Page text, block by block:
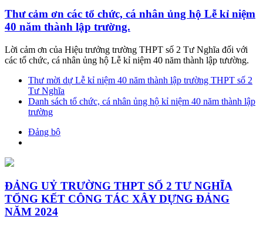
Thư cảm ơn các tổ chức, cá nhân ủng hộ Lễ kỉ niệm
40 năm thành lập trường.
Lời cảm ơn của Hiệu trưởng trường THPT số 2 Tư Nghĩa đối với
các tổ chức, cá nhân ủng hộ Lễ kỉ niệm 40 năm thành lập tưường.
Thư mời dự Lễ kỉ niệm 40 năm thành lập trường THPT số 2
Tư Nghĩa
Danh sách tổ chức, cá nhân ủng hộ kỉ niệm 40 năm thành lập
trường
Đảng bộ
ĐẢNG UỶ TRƯỜNG THPT SỐ 2 TƯ NGHĨA
TỔNG KẾT CÔNG TÁC XÂY DỰNG ĐẢNG
NĂM 2024